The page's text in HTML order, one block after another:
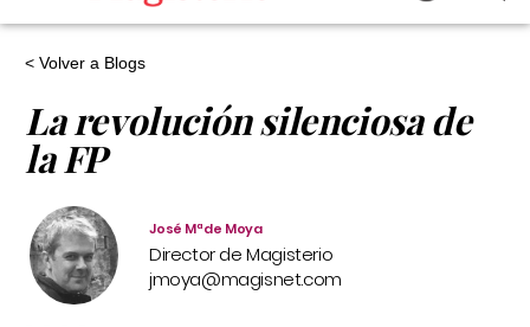
< Volver a Blogs
La revolución silenciosa de
la FP
José Mª de Moya
Director de Magisterio
jmoya@magisnet.com